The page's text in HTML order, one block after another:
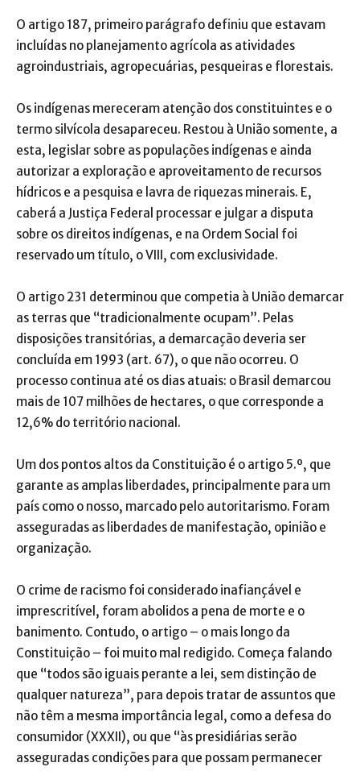
O artigo 187, primeiro parágrafo definiu que estavam
incluídas no planejamento agrícola as atividades
agroindustriais, agropecuárias, pesqueiras e florestais.
Os indígenas mereceram atenção dos constituintes e o
termo silvícola desapareceu. Restou à União somente, a
esta, legislar sobre as populações indígenas e ainda
autorizar a exploração e aproveitamento de recursos
hídricos e a pesquisa e lavra de riquezas minerais. E,
caberá a Justiça Federal processar e julgar a disputa
sobre os direitos indígenas, e na Ordem Social foi
reservado um título, o VIII, com exclusividade.
O artigo 231 determinou que competia à União demarcar
as terras que “tradicionalmente ocupam”. Pelas
disposições transitórias, a demarcação deveria ser
concluída em 1993 (art. 67), o que não ocorreu. O
processo continua até os dias atuais: o Brasil demarcou
mais de 107 milhões de hectares, o que corresponde a
12,6% do território nacional.
Um dos pontos altos da Constituição é o artigo 5.º, que
garante as amplas liberdades, principalmente para um
país como o nosso, marcado pelo autoritarismo. Foram
asseguradas as liberdades de manifestação, opinião e
organização.
O crime de racismo foi considerado inafiançável e
imprescritível, foram abolidos a pena de morte e o
banimento. Contudo, o artigo – o mais longo da
Constituição – foi muito mal redigido. Começa falando
que “todos são iguais perante a lei, sem distinção de
qualquer natureza”, para depois tratar de assuntos que
não têm a mesma importância legal, como a defesa do
consumidor (XXXII), ou que “às presidiárias serão
asseguradas condições para que possam permanecer